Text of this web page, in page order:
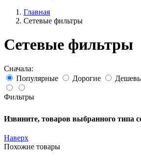
Главная
Сетевые фильтры
Сетевые фильтры
Сначала:
Популярные
Дорогие
Фильтры
Извините, товаров выбранного типа
Наверх
Похожие товары